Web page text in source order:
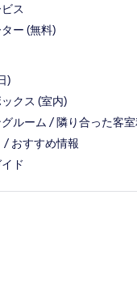
ス
ー (無料)
)
クス (室内)
ルーム / 隣り合った客
/ おすすめ情報
ド